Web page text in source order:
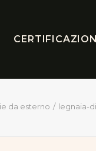
da esterno legnaia-